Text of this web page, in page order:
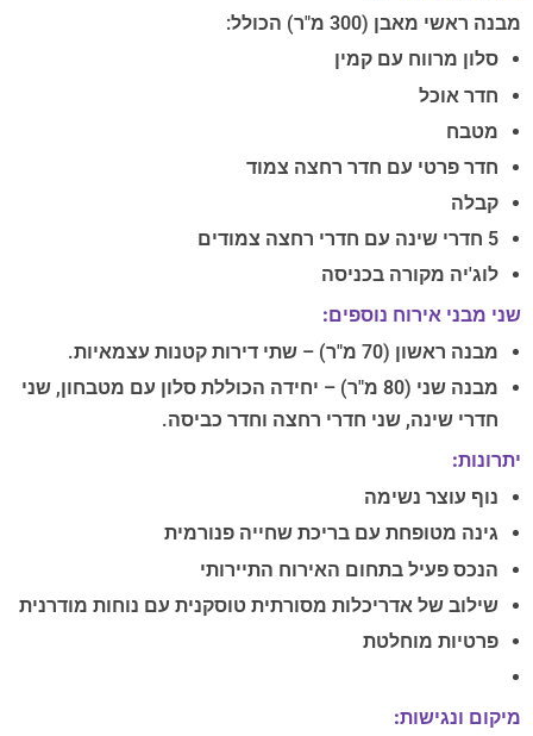
מבנה ראשי מאבן (300 מ"ר) הכולל:
סלון מרווח עם קמין
חדר אוכל
מטבח
חדר פרטי עם חדר רחצה צמוד
קבלה
5 חדרי שינה עם חדרי רחצה צמודים
לוג'יה מקורה בכניסה
שני מבני אירוח נוספים:
מבנה ראשון (70 מ"ר) – שתי דירות קטנות עצמאיות.
מבנה שני (80 מ"ר) – יחידה הכוללת סלון עם מטבחון, שני
חדרי שינה, שני חדרי רחצה וחדר כביסה.
יתרונות:
נוף עוצר נשימה
גינה מטופחת עם בריכת שחייה פנורמית
הנכס פעיל בתחום האירוח התיירותי
שילוב של אדריכלות מסורתית טוסקנית עם נוחות מודרנית
פרטיות מוחלטת
מיקום ונגישות: